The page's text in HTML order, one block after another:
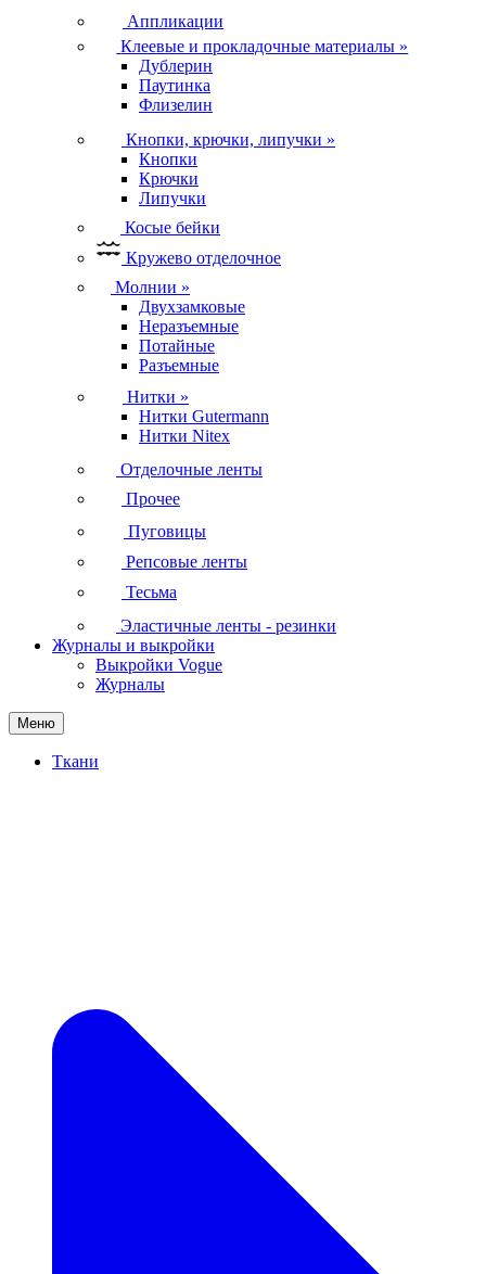
Аппликации
Клеевые и прокладочные материалы »
Дублерин
Паутинка
Флизелин
Кнопки, крючки, липучки »
Кнопки
Крючки
Липучки
Косые бейки
Кружево отделочное
Молнии »
Двухзамковые
Неразъемные
Потайные
Разъемные
Нитки »
Нитки Gutermann
Нитки Nitex
Отделочные ленты
Прочее
Пуговицы
Репсовые ленты
Тесьма
Эластичные ленты - резинки
Журналы и выкройки
Выкройки Vogue
Журналы
Меню
Ткани